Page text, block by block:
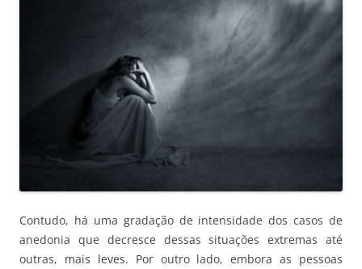
Contudo, há uma gradação de intensidade dos casos de
anedonia que decresce dessas situações extremas até
outras, mais leves. Por outro lado, embora as pessoas